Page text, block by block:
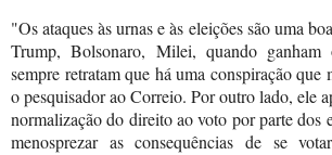
"Os ataques às urnas e às eleições são uma
Trump, Bolsonaro, Milei, quando ganham
sempre retratam que há uma conspiração que
o pesquisador ao Correio. Por outro lado, ele
normalização do direito ao voto por parte dos
menosprezar as consequências de se